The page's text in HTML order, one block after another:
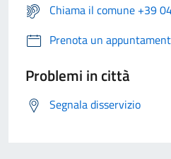
Chiama il comune +39
Prenota un
Problemi in città
Segnala disservizio